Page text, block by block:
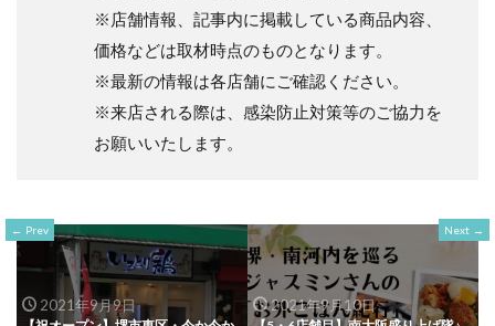
※店舗情報、記事内に掲載している商品内容、
価格などは取材時点のものとなります。
※最新の情報は各店舗にご確認ください。
※来店される際は、感染防止対策等のご協力を
お願いいたします。
Prev
2021年9月9日
Next
2021年9月10日